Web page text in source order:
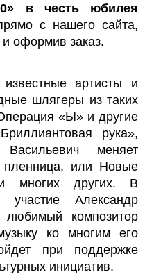
в честь юбилея
с нашего сайта,
оформив заказ.
артисты и
шлягеры из таких
«Ы» и другие
рука»,
меняет
пленница, или Новые
многих других. В
участие Александр
композитор
ко многим его
при поддержке
инициатив.